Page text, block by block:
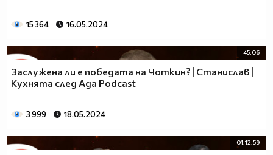
15 364 16.05.2024
45:06
Заслужена ли е победата на Чоткин? | Станислав |
Кухнята след Ада Podcast
3 999 18.05.2024
01:12:59